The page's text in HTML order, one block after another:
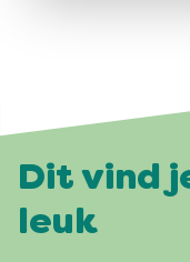
Dit vind
leuk